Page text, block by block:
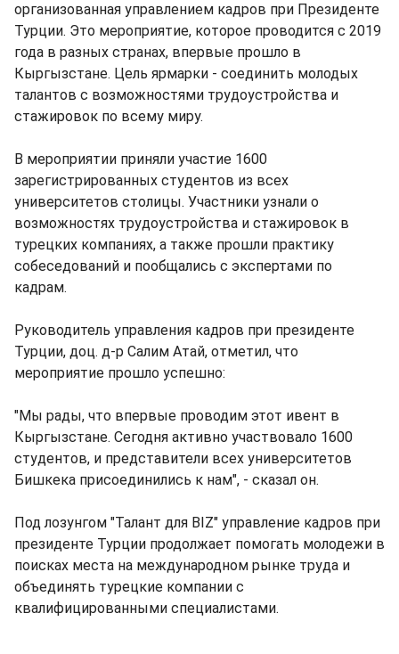
организованная управлением кадров при Президенте
Турции. Это мероприятие, которое проводится с 2019
года в разных странах, впервые прошло в
Кыргызстане. Цель ярмарки - соединить молодых
талантов с возможностями трудоустройства и
стажировок по всему миру.
В мероприятии приняли участие 1600
зарегистрированных студентов из всех
университетов столицы. Участники узнали о
возможностях трудоустройства и стажировок в
турецких компаниях, а также прошли практику
собеседований и пообщались с экспертами по
кадрам.
Руководитель управления кадров при президенте
Турции, доц. д-р Салим Атай, отметил, что
мероприятие прошло успешно:
"Мы рады, что впервые проводим этот ивент в
Кыргызстане. Сегодня активно участвовало 1600
студентов, и представители всех университетов
Бишкека присоединились к нам", - сказал он.
Под лозунгом "Талант для BIZ" управление кадров при
президенте Турции продолжает помогать молодежи в
поисках места на международном рынке труда и
объединять турецкие компании с
квалифицированными специалистами.